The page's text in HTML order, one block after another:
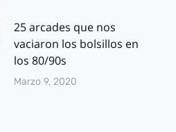
25 arcades que nos
vaciaron los bolsillos en
los 80/90s
Marzo 9, 2020